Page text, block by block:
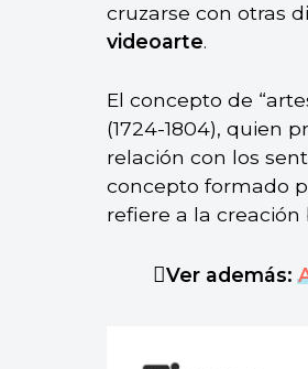
cruzarse con otras
videoarte.
El concepto de
(1724-1804), quien
relación con los
concepto formado
refiere a la
Ver además: